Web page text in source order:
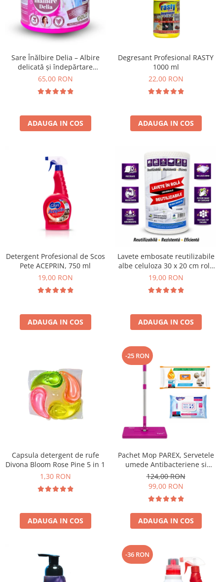
Insecticide
Dezinfectante
Absorbanti de Umiditate & Rezerve
Bioactivatori & Tratamente Fose
Septice
Manusi Protectie
Solutii curatare mobila
Ceaiuri
Cosmetice
Vopsea Par
Ingrijire Par
Ingrijire corp
Ingrijire maini
Ingrijire picioare
Îngrijire Ten
Curatare Intretinere Incaltaminte
Fond de ten
Sampon
Sare de baie
Servetele Umede
Sare Înălbire Delia – Albire
delicată și îndepărtare
eficientă a petelor 500 g
65,00 RON
ADAUGA IN COS
Degresant Profesional RASTY
1000 ml
22,00 RON
ADAUGA IN COS
Detergent Profesional de Scos
Pete ACEPRIN, 750 ml
19,00 RON
ADAUGA IN COS
Lavete embosate reutilizabile
albe celuloza 30 x 20 cm rola
50 bucati
19,00 RON
ADAUGA IN COS
Capsula detergent de rufe
Divona Bloom Rose Pine 5 in 1
1,30 RON
ADAUGA IN COS
-25 RON
Pachet Mop PAREX, Servetele
umede Antibacteriene si
Multisuprafete
124,00 RON
99,00 RON
ADAUGA IN COS
-36 RON